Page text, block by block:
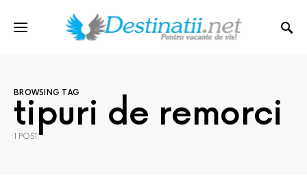
BROWSING TAG
tipuri de remorci
1 POST